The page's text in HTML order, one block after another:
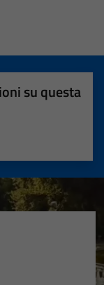
su questa